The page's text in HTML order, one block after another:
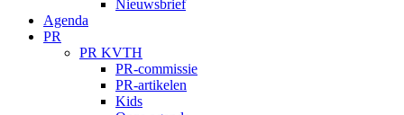
Nieuwsbrief
Agenda
PR
PR KVTH
PR-commissie
PR-artikelen
Kids